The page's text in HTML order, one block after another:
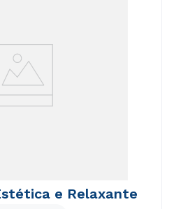
e Relaxante